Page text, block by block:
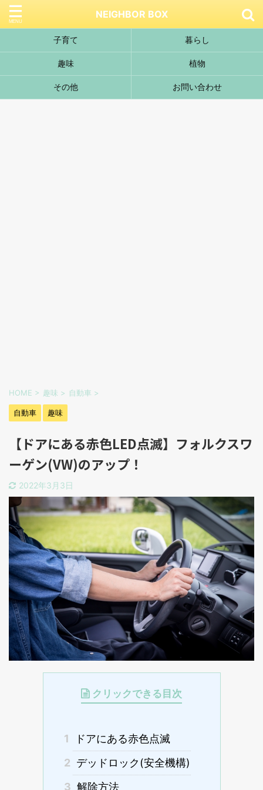
NEIGHBOR BOX
子育て 暮らし
趣味 植物
その他 お問い合わせ
HOME > 趣味 > 自動車 >
自動車 趣味
【ドアにある赤色LED点滅】フォルクスワ
ーゲン(VW)のアップ！
2022年3月3日
クリックできる目次
1
ドアにある赤色点滅
2 デッドロック(安全機構)
3 解除方法